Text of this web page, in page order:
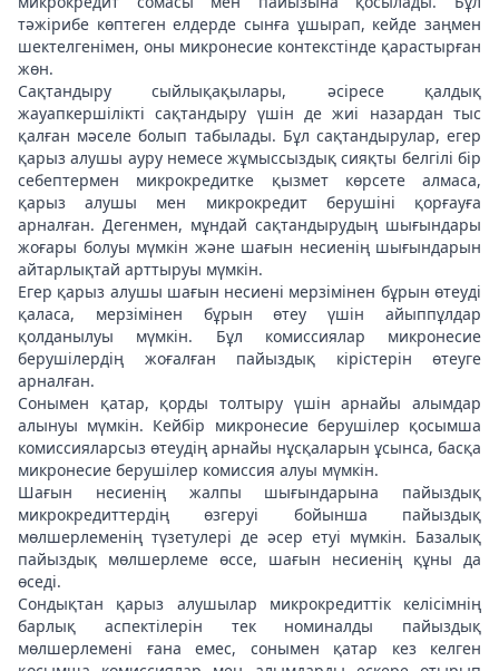
тәжірибе көптеген елдерде сынға ұшырап, кейде заңмен
шектелгенімен, оны микронесие контекстінде қарастырған
жөн.
Сақтандыру сыйлықақылары, әсіресе қалдық
жауапкершілікті сақтандыру үшін де жиі назардан тыс
қалған мәселе болып табылады. Бұл сақтандырулар, егер
қарыз алушы ауру немесе жұмыссыздық сияқты белгілі бір
себептермен микрокредитке қызмет көрсете алмаса,
қарыз алушы мен микрокредит берушіні қорғауға
арналған. Дегенмен, мұндай сақтандырудың шығындары
жоғары болуы мүмкін және шағын несиенің шығындарын
айтарлықтай арттыруы мүмкін.
Егер қарыз алушы шағын несиені мерзімінен бұрын өтеуді
қаласа, мерзімінен бұрын өтеу үшін айыппұлдар
қолданылуы мүмкін. Бұл комиссиялар микронесие
берушілердің жоғалған пайыздық кірістерін өтеуге
арналған.
Сонымен қатар, қорды толтыру үшін арнайы алымдар
алынуы мүмкін. Кейбір микронесие берушілер қосымша
комиссияларсыз өтеудің арнайы нұсқаларын ұсынса, басқа
микронесие берушілер комиссия алуы мүмкін.
Шағын несиенің жалпы шығындарына пайыздық
микрокредиттердің өзгеруі бойынша пайыздық
мөлшерлеменің түзетулері де әсер етуі мүмкін. Базалық
пайыздық мөлшерлеме өссе, шағын несиенің құны да
өседі.
Сондықтан қарыз алушылар микрокредиттік келісімнің
барлық аспектілерін тек номиналды пайыздық
мөлшерлемені ғана емес, сонымен қатар кез келген